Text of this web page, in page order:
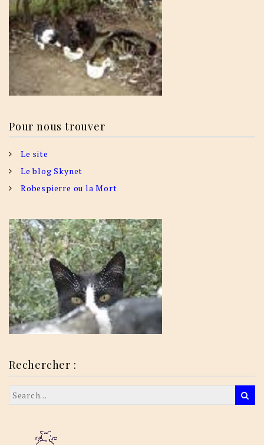
Pour nous trouver
Le site
Le blog Skynet
Robespierre ou la Mort
Rechercher :